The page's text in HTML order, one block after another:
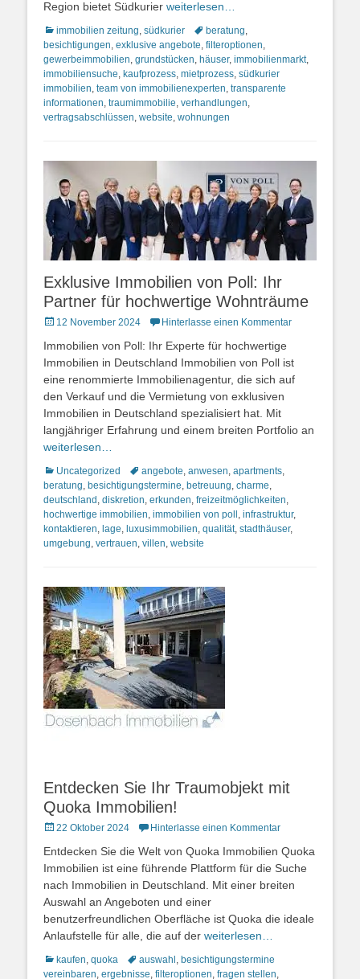
Region bietet Südkurier weiterlesen…
Kategorien
immobilien zeitung, südkurier Schlagworte
beratung,
besichtigungen, exklusive angebote, filteroptionen,
gewerbeimmobilien, grundstücken, häuser, immobilienmarkt,
immobiliensuche, kaufprozess, mietprozess, südkurier
immobilien, team von immobilienexperten, transparente
informationen, traumimmobilie, verhandlungen,
vertragsabschlüssen, website, wohnungen
Exklusive Immobilien von Poll: Ihr
Partner für hochwertige Wohnträume
Posted
12 November 2024 Hinterlasse einen Kommentar
Immobilien von Poll: Ihr Experte für hochwertige
Immobilien in Deutschland Immobilien von Poll ist
eine renommierte Immobilienagentur, die sich auf
den Verkauf und die Vermietung von exklusiven
Immobilien in Deutschland spezialisiert hat. Mit
langjähriger Erfahrung und einem breiten Portfolio an
weiterlesen…
Kategorien
Uncategorized Schlagworte
angebote, anwesen, apartments,
beratung, besichtigungstermine, betreuung, charme,
deutschland, diskretion, erkunden, freizeitmöglichkeiten,
hochwertige immobilien, immobilien von poll, infrastruktur,
kontaktieren, lage, luxusimmobilien, qualität, stadthäuser,
umgebung, vertrauen, villen, website
Entdecken Sie Ihr Traumobjekt mit
Quoka Immobilien!
Posted
22 Oktober 2024 Hinterlasse einen Kommentar
Entdecken Sie die Welt von Quoka Immobilien Quoka
Immobilien ist eine führende Plattform für die Suche
nach Immobilien in Deutschland. Mit einer breiten
Auswahl an Angeboten und einer
benutzerfreundlichen Oberfläche ist Quoka die ideale
Anlaufstelle für alle, die auf der weiterlesen…
Kategorien
kaufen, quoka Schlagworte
auswahl, besichtigungstermine
vereinbaren, ergebnisse, filteroptionen, fragen stellen,